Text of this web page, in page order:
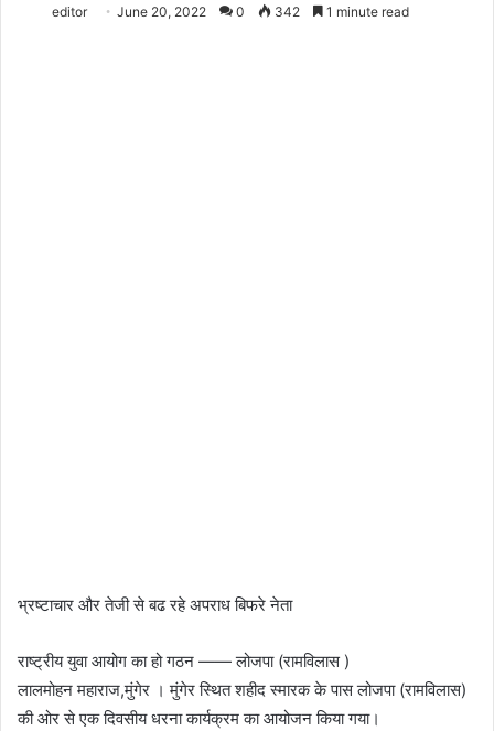
editor June 20, 2022 0 342 1 minute read
भ्रष्टाचार और तेजी से बढ रहे अपराध बिफरे नेता
राष्ट्रीय युवा आयोग का हो गठन —— लोजपा (रामविलास )
लालमोहन महाराज,मुंगेर । मुंगेर स्थित शहीद स्मारक के पास लोजपा (रामविलास)
की ओर से एक दिवसीय धरना कार्यक्रम का आयोजन किया गया।